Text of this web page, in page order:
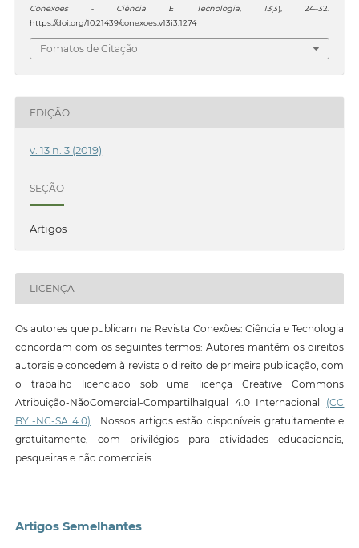
Conexões - Ciência E Tecnologia, 13(3), 24–32.
https://doi.org/10.21439/conexoes.v13i3.1274
Fomatos de Citação
EDIÇÃO
v. 13 n. 3 (2019)
SEÇÃO
Artigos
LICENÇA
Os autores que publicam na Revista Conexões: Ciência e Tecnologia
concordam com os seguintes termos: Autores mantêm os direitos
autorais e concedem à revista o direito de primeira publicação, com
o trabalho licenciado sob uma licença Creative Commons
Atribuição-NãoComercial-CompartilhaIgual 4.0 Internacional (CC
BY -NC-SA 4.0) . Nossos artigos estão disponíveis gratuitamente e
gratuitamente, com privilégios para atividades educacionais,
pesqueiras e não comerciais.
Artigos Semelhantes